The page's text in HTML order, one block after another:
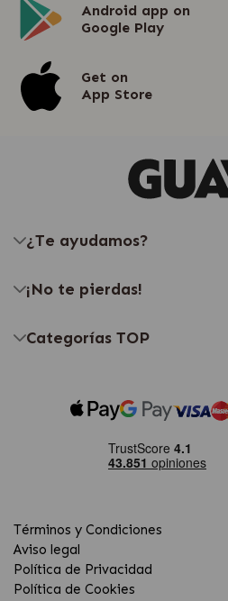
Android app on
Google Play
Get on
App Store
¿Te ayudamos?
¡No te pierdas!
Categorías TOP
Términos y Condiciones
Aviso legal
Política de Privacidad
Política de Cookies